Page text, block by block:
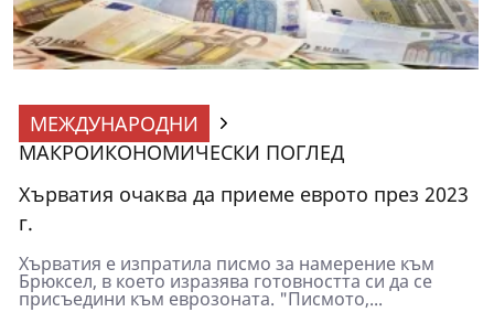
МЕЖДУНАРОДНИ
МАКРОИКОНОМИЧЕСКИ ПОГЛЕД
Хърватия очаква да приеме еврото през 2023
г.
Хърватия е изпратила писмо за намерение към
Брюксел, в което изразява готовността си да се
присъедини към еврозоната. "Писмото,...